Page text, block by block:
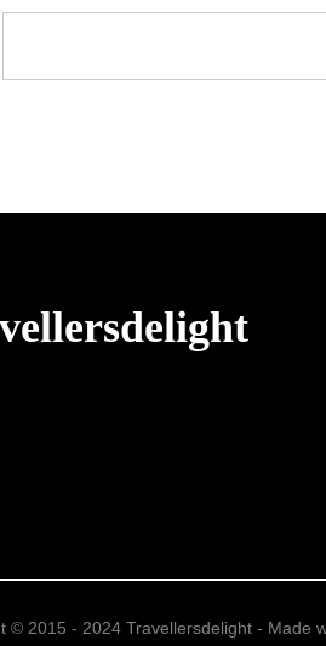
© 2015 - 2024 Travellersdelight - Made